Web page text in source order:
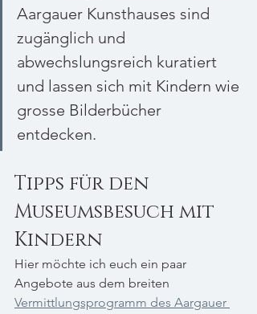
Aargauer Kunsthauses sind
zugänglich und
abwechslungsreich kuratiert
und lassen sich mit Kindern wie
grosse Bilderbücher
entdecken.
Tipps für den
Museumsbesuch mit
Kindern
Hier möchte ich euch ein paar
Angebote aus dem breiten
Vermittlungsprogramm des Aargauer